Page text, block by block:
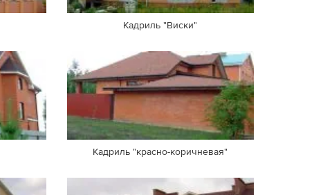
Торгово-деловой центр
Кадриль "Виски"
Кадриль "красно-коричневая"